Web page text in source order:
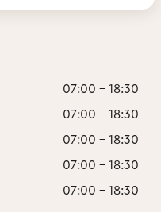
07:00 - 18:30
07:00 - 18:30
07:00 - 18:30
07:00 - 18:30
07:00 - 18:30